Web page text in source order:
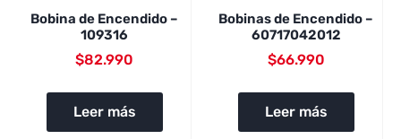
Bobina de Encendido –
109316
$82.990
Leer más
Bobinas de Encendido –
60717042012
$66.990
Leer más